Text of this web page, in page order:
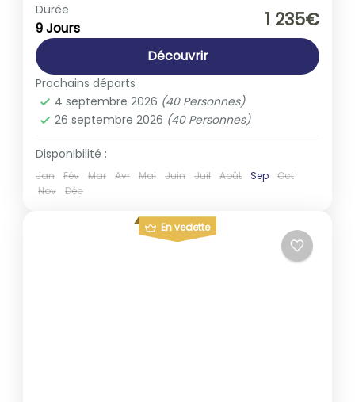
1-40 People
Durée
9 Jours 1 235€
Découvrir
Prochains départs
4 septembre 2026 (40 Personnes)
26 septembre 2026 (40 Personnes)
Disponibilité :
Jan Fév Mar Avr Mai Juin Juil Août Sep
Oct
Nov
Déc
En vedette